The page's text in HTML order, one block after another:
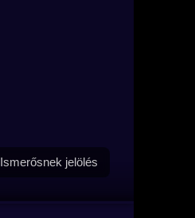
Ismerősnek jelölés